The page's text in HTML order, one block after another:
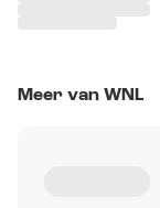
Meer van WNL